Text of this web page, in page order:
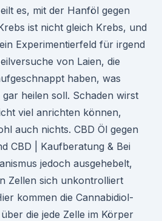
es, mit der Hanföl gegen
ist nicht gleich Krebs, und
Experimentierfeld für irgend
von Laien, die
haben, was
heilen soll. Schaden wirst
viel anrichten können,
auch nichts. CBD Öl gegen
CBD | Kaufberatung & Bei
jedoch ausgehebelt,
Zellen sich unkontrolliert
kommen die Cannabidiol-
die jede Zelle im Körper